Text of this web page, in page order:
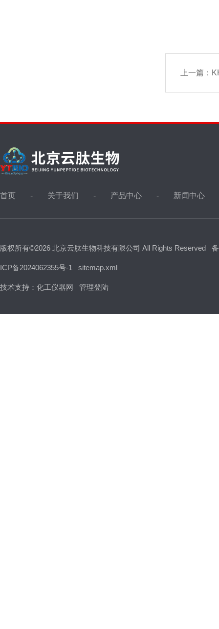
上一篇：
首页 关于我们 产品中心 新闻中心
版权所有©2026 北京云肽生物科技有限公司 All Rights Reserved
ICP备2024062355号-1 sitemap.xml
技术支持： 化工仪器网 管理登陆